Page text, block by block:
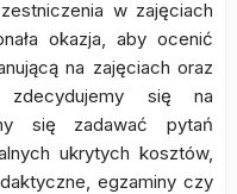
w zajęciach
okazja, aby ocenić
na zajęciach oraz
zdecydujemy się na
się zadawać pytań
ukrytych kosztów,
egzaminy czy